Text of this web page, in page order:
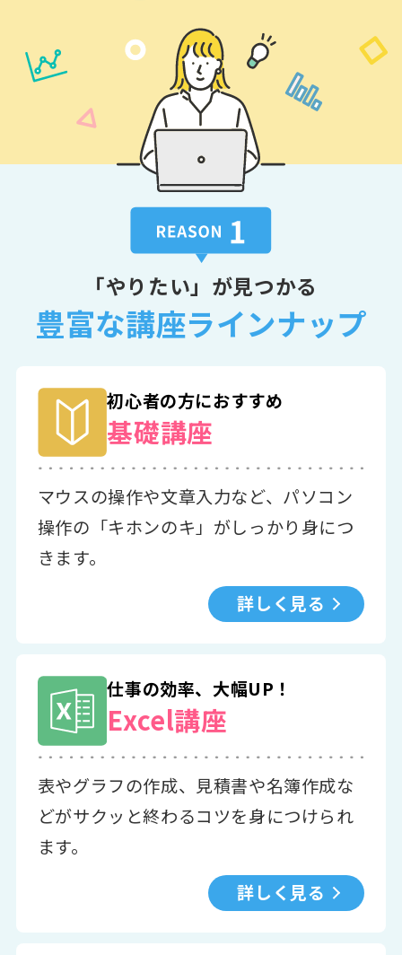
「やりたい」が見つかる
豊富な講座ラインナップ
初心者の方におすすめ
基礎講座
マウスの操作や文章入力など、パソコン
操作の「キホンのキ」がしっかり身につ
きます。
詳しく見る
仕事の効率、大幅UP！
Excel講座
表やグラフの作成、見積書や名簿作成な
どがサクッと終わるコツを身につけられ
ます。
詳しく見る